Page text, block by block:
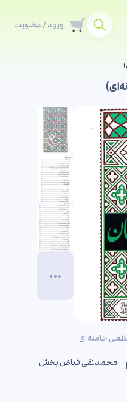
ورود / عضویت
خامنه‌ای
محمدتقی فیاض بخش